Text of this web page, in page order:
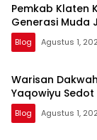
Pemkab Klaten
Generasi Muda
Blog Agustus 1,
Warisan
Yaqowiyu Sedot
Blog Agustus 1,